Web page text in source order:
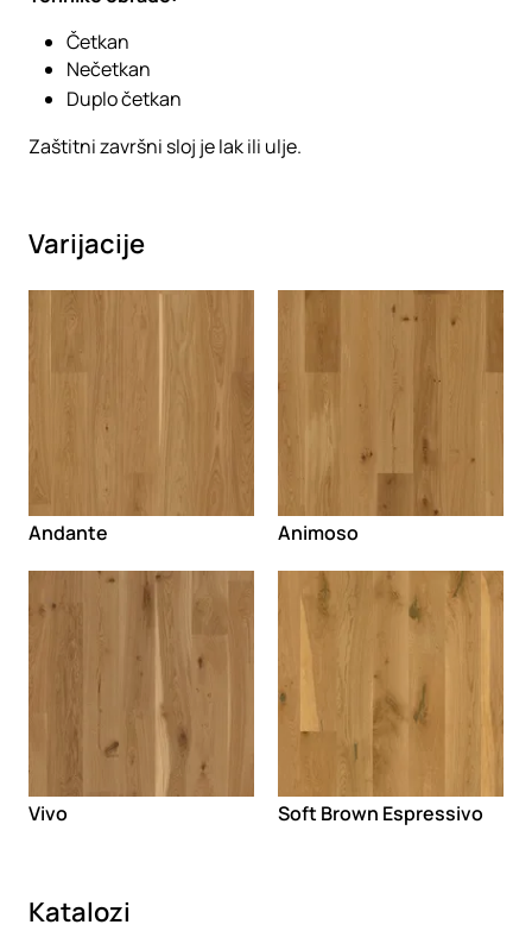
Četkan
Nečetkan
Duplo četkan
Zaštitni završni sloj je lak ili ulje.
Varijacije
Loading
Andante
Loading
Animoso
Vivo
Loading
Soft Brown Espressivo
Katalozi